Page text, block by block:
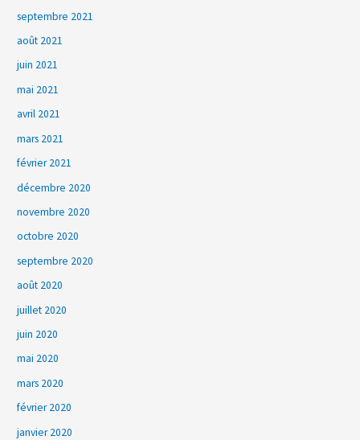
septembre 2021
août 2021
juin 2021
mai 2021
avril 2021
mars 2021
février 2021
décembre 2020
novembre 2020
octobre 2020
septembre 2020
août 2020
juillet 2020
juin 2020
mai 2020
mars 2020
février 2020
janvier 2020